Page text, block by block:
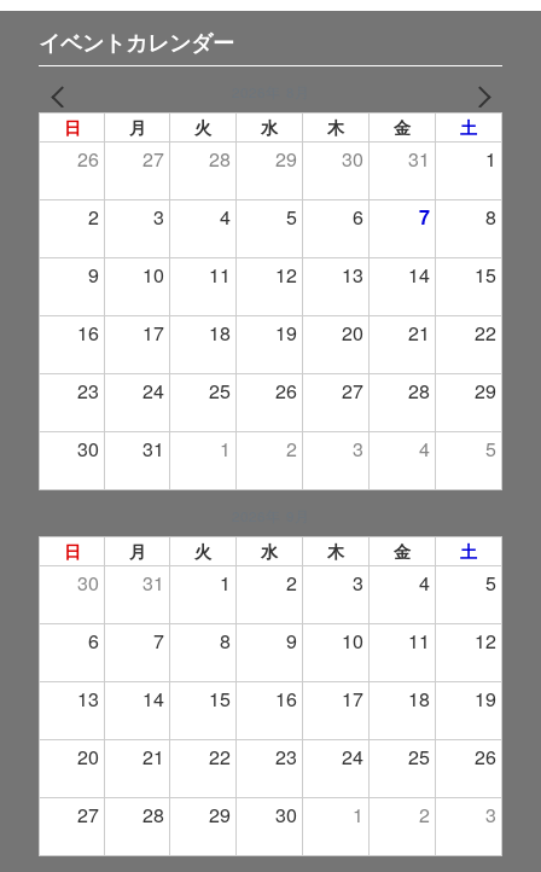
イベントカレンダー
日 月 火 水 木 金 土
26 27 28 29 30 31 1
2 3 4 5 6 7 8
9 10 11 12 13 14 15
16 17 18 19 20 21 22
23 24 25 26 27 28 29
30 31 1 2 3 4 5
日 月 火 水 木 金 土
30 31 1 2 3 4 5
6 7 8 9 10 11 12
13 14 15 16 17 18 19
20 21 22 23 24 25 26
27 28 29 30 1 2 3